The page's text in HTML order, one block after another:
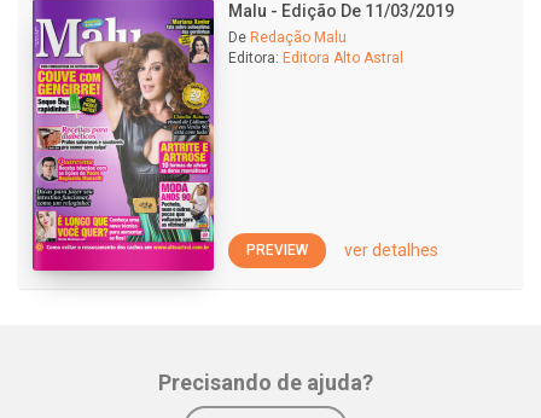
Malu - Edição De 11/03/2019
De Redação Malu
Editora: Editora Alto Astral
PREVIEW ver detalhes
Precisando de ajuda?